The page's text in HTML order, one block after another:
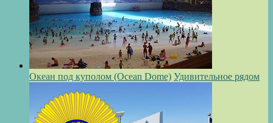
Океан под куполом (Ocean Dome) Удивительное рядом